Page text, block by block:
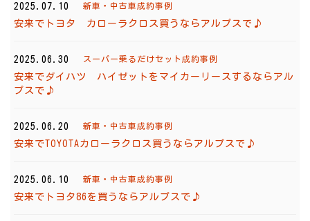
2025.07.10 新車・中古車成約事例
安来でトヨタ カローラクロス買うならアルプスで♪
2025.06.30 スーパー乗るだけセット成約事例
安来でダイハツ ハイゼットをマイカーリースするならアル
プスで♪
2025.06.20 新車・中古車成約事例
安来でTOYOTAカローラクロス買うならアルプスで♪
2025.06.10 新車・中古車成約事例
安来でトヨタ86を買うならアルプスで♪